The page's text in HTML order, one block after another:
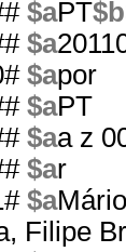
$aPT$b
$a
$apor
$aPT
$aa z
$ar
$a
Filipe